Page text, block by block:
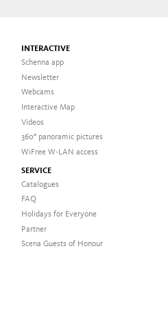
INTERACTIVE
Schenna app
Newsletter
Webcams
Interactive Map
Videos
360° panoramic pictures
WiFree W-LAN access
SERVICE
Catalogues
FAQ
Holidays for Everyone
Partner
Scena Guests of Honour